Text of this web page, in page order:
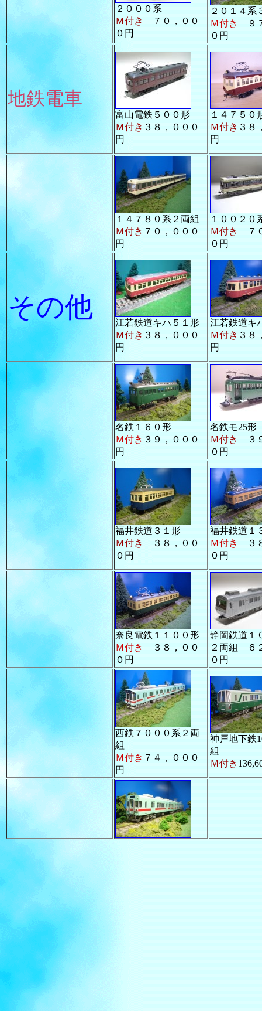
２０００系
Ｍ付き
７０，００
０円
２０１４系
Ｍ付き
９
０円
地鉄電車
富山電鉄５００形
Ｍ付き ３８，０００
円
１４７５０
Ｍ付き ３８
円
１４７８０系２両組
Ｍ付き ７０，０００
円
１００２０
Ｍ付き
７
０円
その他
江若鉄道キハ５１形
Ｍ付き ３８，０００
円
江若鉄道キ
Ｍ付き ３８
円
名鉄１６０形
Ｍ付き ３９，０００
円
名鉄モ25形
Ｍ付き
３
０円
福井鉄道３１形
Ｍ付き
３８，００
０円
福井鉄道１
Ｍ付き
３
０円
奈良電鉄１１００形
Ｍ付き
３８，００
０円
静岡鉄道１
２両組 ６
０円
西鉄７０００系２両
組
Ｍ付き ７４，０００
円
神戸地下鉄
組
Ｍ付き